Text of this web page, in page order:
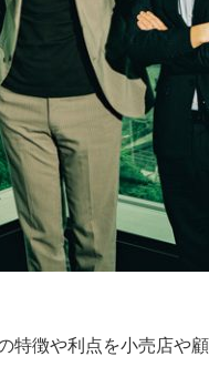
特徴や利点を小売店や